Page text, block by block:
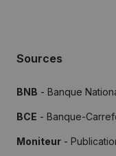
Sources
BNB - Banque
BCE - Banque-
Moniteur -